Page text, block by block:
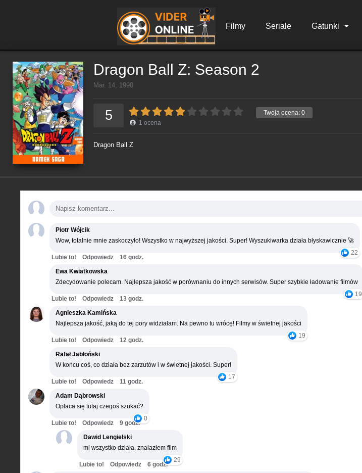
Filmy Seriale Gatunki
Dragon Ball Z: Season 2
Mar. 14, 1990
Twoja ocena: 0
5 1 ocena
Dragon Ball Z
Piotr Wójcik
Wow, totalnie mnie zaskoczyło! Wszystko w najwyższej jakości. Super! Wyszukiwarka działa błyskawicznie 🚀
22
Lubie to! Odpowiedz
16 godz.
Ewa Kwiatkowska
Zdecydowanie polecam. Najlepsza jakość w porównaniu do innych serwisów. Super szybkie ładowanie filmów
19
Lubie to! Odpowiedz
13 godz.
Agnieszka Kamińska
Najlepsza jakość, jaką do tej pory widziałam. Na pewno tu wrócę! Filmy w świetnej jakości
19
Lubie to! Odpowiedz
12 godz.
Rafał Jabłoński
W końcu coś, co działa bez zarzutów i w świetnej jakości. Super!
17
Lubie to! Odpowiedz
11 godz.
Adam Dąbrowski
Opłaca się tutaj czegoś szukać?
0
Lubie to! Odpowiedz
9 godz.
Dawid Lengielski
mi wszystko działa, znalazłem film
29
Lubie to! Odpowiedz
6 godz.